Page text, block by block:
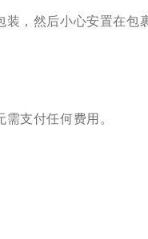
，然后小心安置在
支付任何费用。